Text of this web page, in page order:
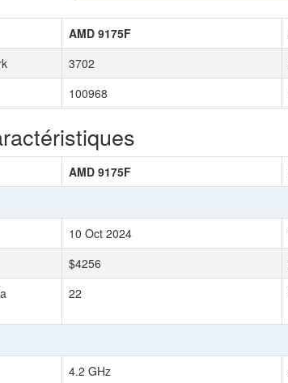
AMD 9175F
3702
100968
AMD 9175F
10 Oct 2024
$4256
22
4.2 GHz